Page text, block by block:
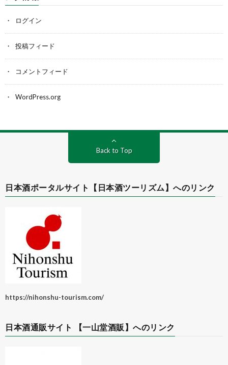
ログイン
投稿フィード
コメントフィード
WordPress.org
Back to Top
日本酒ポータルサイト【日本酒ツーリズム】へのリンク
https://nihonshu-tourism.com/
日本酒通販サイト 【一山堂酒販】へのリンク